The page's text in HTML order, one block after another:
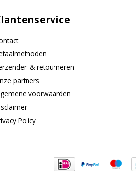
& retourneren
partners
voorwaarden
Policy